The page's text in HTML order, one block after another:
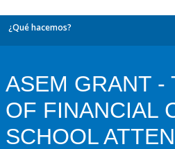
¿Qué hacemos?
ASEM GRANT -
OF FINANCIAL
SCHOOL